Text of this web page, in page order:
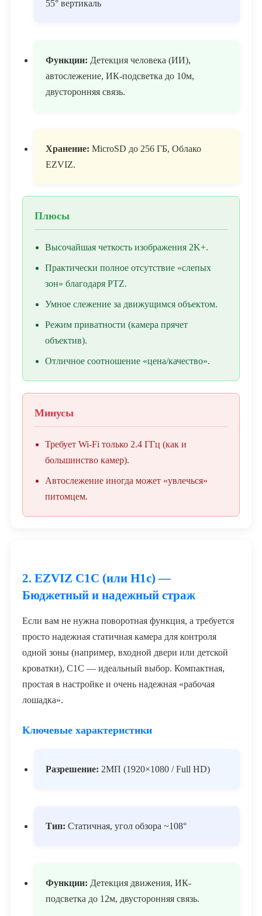
55° вертикаль
Функции: Детекция человека (ИИ),
автослежение, ИК-подсветка до 10м,
двусторонняя связь.
Хранение: MicroSD до 256 ГБ, Облако
EZVIZ.
Плюсы
Высочайшая четкость изображения 2K+.
Практически полное отсутствие «слепых
зон» благодаря PTZ.
Умное слежение за движущимся объектом.
Режим приватности (камера прячет
объектив).
Отличное соотношение «цена/качество».
Минусы
Требует Wi-Fi только 2.4 ГГц (как и
большинство камер).
Автослежение иногда может «увлечься»
питомцем.
2. EZVIZ C1C (или H1c) —
Бюджетный и надежный страж
Если вам не нужна поворотная функция, а требуется
просто надежная статичная камера для контроля
одной зоны (например, входной двери или детской
кроватки), C1C — идеальный выбор. Компактная,
простая в настройке и очень надежная «рабочая
лошадка».
Ключевые характеристики
Разрешение: 2МП (1920×1080 / Full HD)
Тип: Статичная, угол обзора ~108°
Функции: Детекция движения, ИК-
подсветка до 12м, двусторонняя связь.